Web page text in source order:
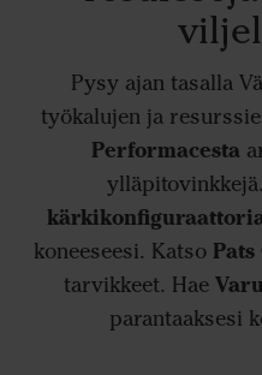
Pysy ajan tasalla
työkalujen ja
Performacesta
koneeseesi. Katso
tarvikkeet. Hae
parantaaksesi